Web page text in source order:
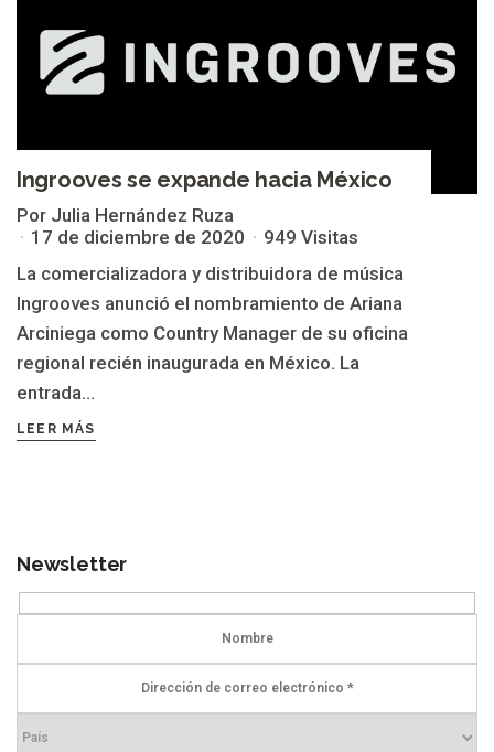
Ingrooves se expande hacia México
Por Julia Hernández Ruza
17 de diciembre de 2020
949 Visitas
La comercializadora y distribuidora de música
Ingrooves anunció el nombramiento de Ariana
Arciniega como Country Manager de su oficina
regional recién inaugurada en México. La
entrada...
LEER MÁS
Newsletter